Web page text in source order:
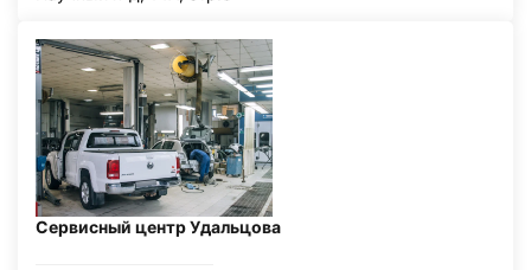
Сервисный центр Удальцова